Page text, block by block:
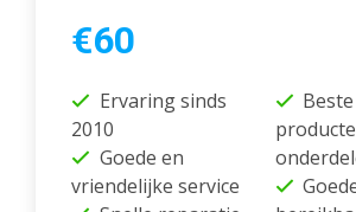
€60
Ervaring sinds
2010
Goede en
vriendelijke service